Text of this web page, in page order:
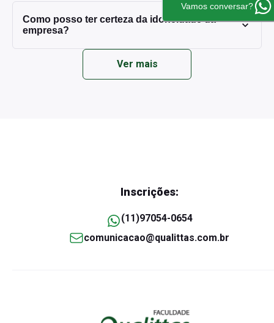
Como posso ter certeza da idoneidade da
empresa?
Ver mais
Inscrições:
(11)97054-0654
comunicacao@qualittas.com.br
Vamos conversar?